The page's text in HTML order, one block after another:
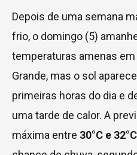
Depois de uma semana
frio, o domingo (5)
temperaturas amenas
Grande, mas o sol
primeiras horas do dia e
uma tarde de calor. A
máxima entre 30°C e 32°C